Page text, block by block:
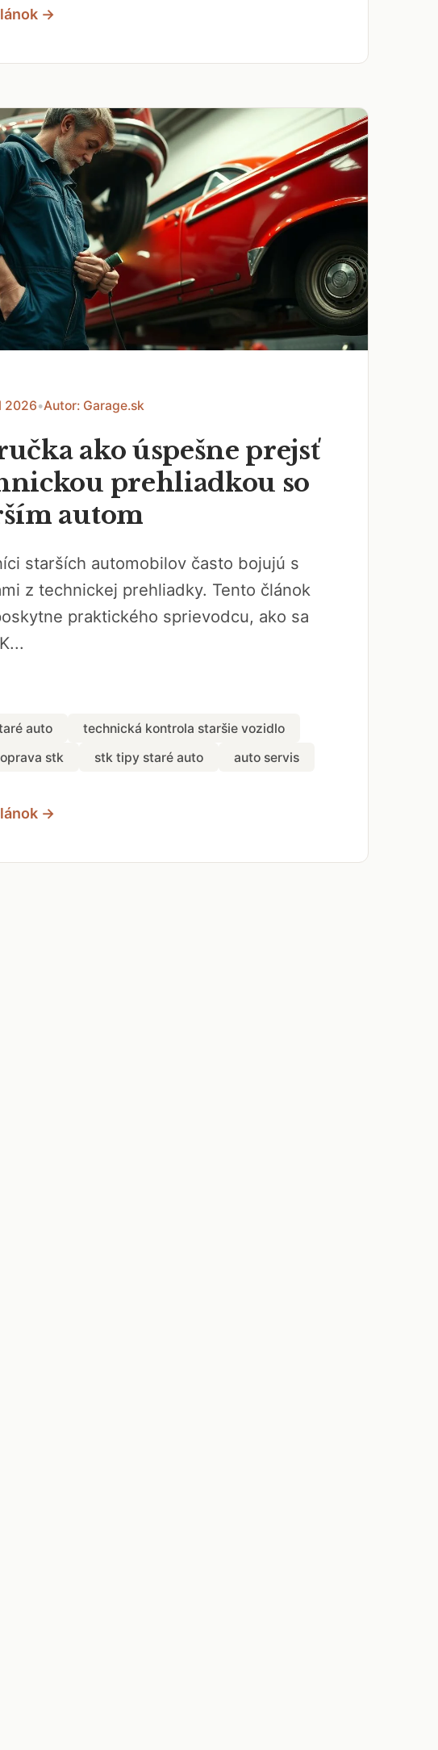
→
2026•Autor: Garage.sk
ako úspešne prejsť
prehliadkou so
autom
starších automobilov často bojujú s
z technickej prehliadky. Tento článok
praktického sprievodcu, ako sa
auto
technická kontrola staršie vozidlo
stk
stk tipy staré auto auto servis
→